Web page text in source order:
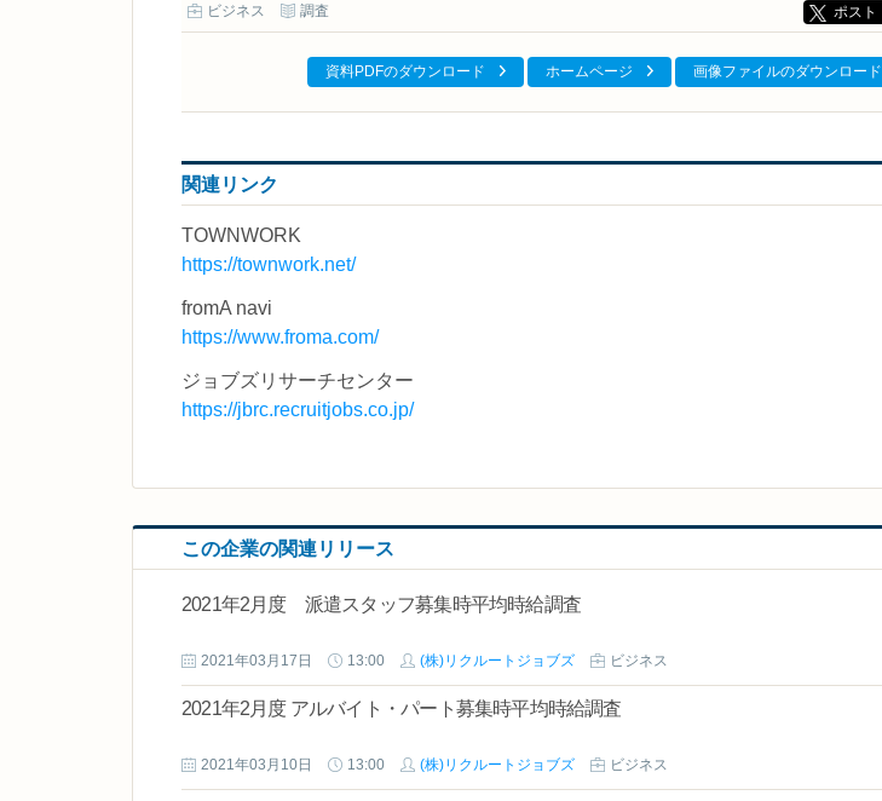
ビジネス 調査 ポスト
資料PDFのダウンロード ホームページ 画像ファイルのダウンロード
関連リンク
TOWNWORK
https://townwork.net/
fromA navi
https://www.froma.com/
ジョブズリサーチセンター
https://jbrc.recruitjobs.co.jp/
この企業の関連リリース
2021年2月度 派遣スタッフ募集時平均時給調査
2021年03月17日 13:00 (株)リクルートジョブズ ビジネス
2021年2月度 アルバイト・パート募集時平均時給調査
2021年03月10日 13:00 (株)リクルートジョブズ ビジネス